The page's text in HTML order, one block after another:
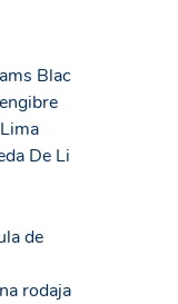
Black
De Lima
de
rodaja